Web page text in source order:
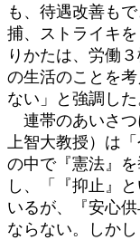
も、待遇改善も
捕、ストライキ
りかたは、労働
の生活のことを
ない」と強調した
連帯のあいさつ
上智大教授）は
の中で『憲法』
し、「『抑止』
いるが、『安心
ならない。しか